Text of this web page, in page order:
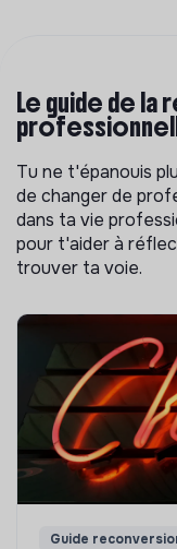
Le guide de
Tu ne t'épanouis
de changer de
dans ta vie
pour t'aider à
trouver ta voie.
Guide